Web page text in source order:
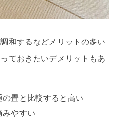
和するなどメリットの多い
ておきたいデメリットもあ
畳と比較すると高い
みやすい